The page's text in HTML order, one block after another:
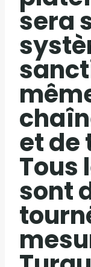
sera
et de
Tous
sont